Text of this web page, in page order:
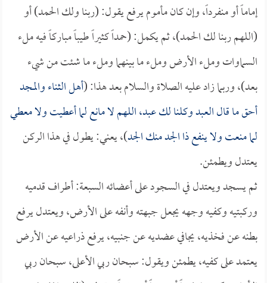
إماماً أو منفرداً، وإن كان مأموم يرفع يقول: (ربنا ولك الحمد) أو
(اللهم ربنا لك الحمد)، ثم يكمل: (حمداً كثيراً طيباً مباركاً فيه ملء
السماوات وملء الأرض وملء ما بينهما وملء ما شئت من شيء
بعد)، وربما زاد عليه الصلاة والسلام بعد هذا: (أهل الثناء والمجد
أحق ما قال العبد وكلنا لك عبد، اللهم لا مانع لما أعطيت ولا معطي
لما منعت ولا ينفع ذا الجد منك الجد)، يعني: يطول في هذا الركن
يعتدل ويطمئن.
ثم يسجد ويعتدل في السجود على أعضائه السبعة: أطراف قدميه
وركبتيه وكفيه وجهه يجعل جبهته وأنفه على الأرض، ويعتدل يرفع
بطنه عن فخذيه، يجافي عضديه عن جنبيه، يرفع ذراعيه عن الأرض
يعتمد على كفيه، يطمئن ويقول: سبحان ربي الأعلى، سبحان ربي